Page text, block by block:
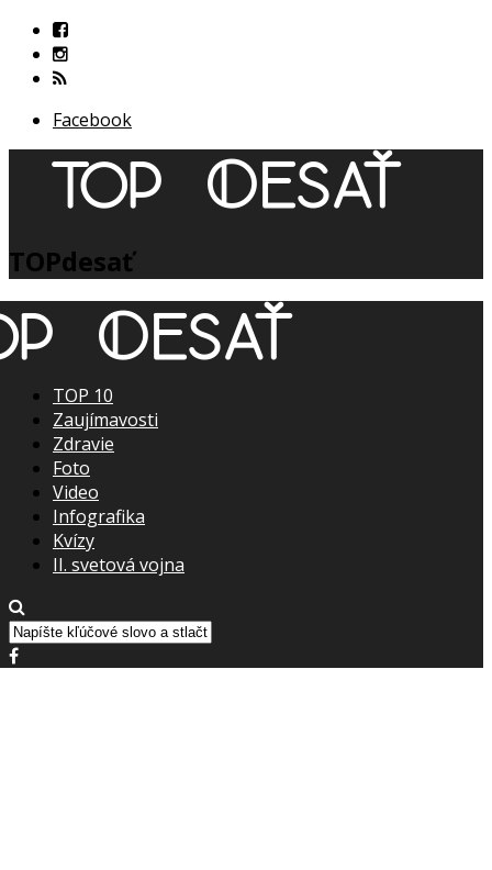
Facebook
TOPdesať
TOP 10
Zaujímavosti
Zdravie
Foto
Video
Infografika
Kvízy
II. svetová vojna